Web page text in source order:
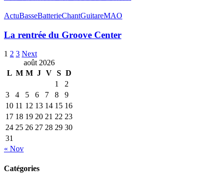
ActuBasseBatterieChantGuitareMAO
La rentrée du Groove Center
1 2 3 Next
août 2026
L M M J V S D
1
2
3
4 5 6 7 8
9
10 11 12 13 14 15 16
17 18 19 20 21 22 23
24 25 26 27 28 29 30
31
« Nov
Catégories